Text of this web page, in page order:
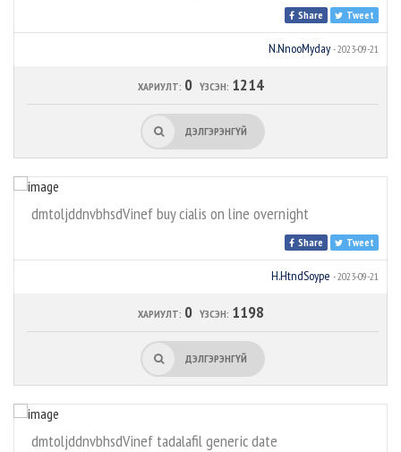
Share Tweet
N.NnooMyday - 2023-09-21
ХАРИУЛТ: 0 ҮЗСЭН: 1214
ДЭЛГЭРЭНГҮЙ
dmtoljddnvbhsdVinef buy cialis on line overnight
Share Tweet
H.HtndSoype - 2023-09-21
ХАРИУЛТ: 0 ҮЗСЭН: 1198
ДЭЛГЭРЭНГҮЙ
dmtoljddnvbhsdVinef tadalafil generic date